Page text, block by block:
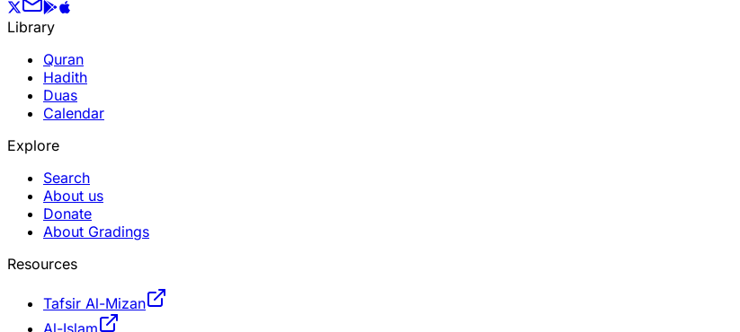
Library
Quran
Hadith
Duas
Calendar
Explore
Search
About us
Donate
About Gradings
Resources
Tafsir Al-Mizan
Al-Islam